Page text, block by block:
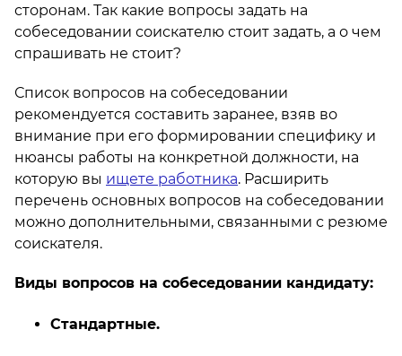
сторонам. Так какие вопросы задать на
собеседовании соискателю стоит задать, а о чем
спрашивать не стоит?
Список вопросов на собеседовании
рекомендуется составить заранее, взяв во
внимание при его формировании специфику и
нюансы работы на конкретной должности, на
которую вы ищете работника. Расширить
перечень основных вопросов на собеседовании
можно дополнительными, связанными с резюме
соискателя.
Виды вопросов на собеседовании кандидату:
Стандартные.